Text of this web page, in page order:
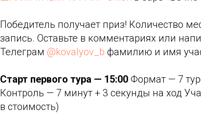
Победитель получает приз! Количество
запись. Оставьте в комментариях или
Телеграм @kovalyov_b фамилию и имя
Старт первого тура — 15:00 Формат — 7
Контроль — 7 минут + 3 секунды на ход
в стоимость)